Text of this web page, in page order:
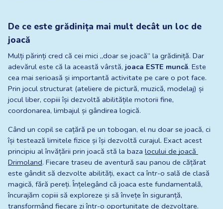
De ce este grădinița mai mult decât un loc de
joacă
Mulți părinți cred că cei mici „doar se joacă” la grădiniță. Dar
adevărul este că la această vârstă, joaca ESTE muncă. Este
cea mai serioasă și importantă activitate pe care o pot face.
Prin jocul structurat (ateliere de pictură, muzică, modelaj) și
jocul liber, copiii își dezvoltă abilitățile motorii fine,
coordonarea, limbajul și gândirea logică.
Când un copil se cațără pe un tobogan, el nu doar se joacă, ci
își testează limitele fizice și își dezvoltă curajul. Exact acest
principiu al învățării prin joacă stă la baza locului de joacă
Drimoland. Fiecare traseu de aventură sau panou de cățărat
este gândit să dezvolte abilități, exact ca într-o sală de clasă
magică, fără pereți. Înțelegând că joaca este fundamentală,
încurajăm copiii să exploreze și să învețe în siguranță,
transformând fiecare zi într-o oportunitate de dezvoltare.